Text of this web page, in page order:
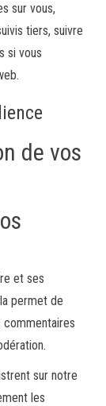
sur vous,
tiers, suivre
si vous
de vos
et ses
permet de
sur notre
les